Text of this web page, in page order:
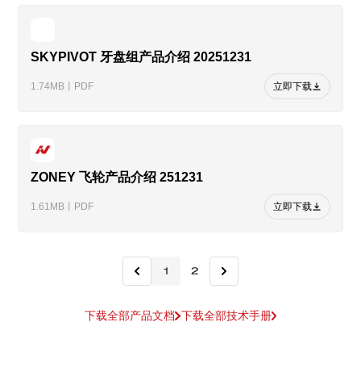
SKYPIVOT 牙盘组产品介绍 20251231
1.74MB丨PDF 立即下载
ZONEY 飞轮产品介绍 251231
1.61MB丨PDF 立即下载
1 2
下载全部产品文档 下载全部技术手册